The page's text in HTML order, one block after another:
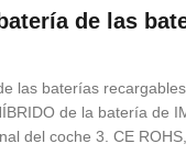
de las
las baterías
de la batería de
del coche 3. CE